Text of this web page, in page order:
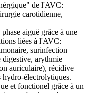
de l'AVC:
carotidienne,
aiguë grâce à une
liées à l'AVC:
surinfection
digestive, arythmie
auriculaire), récidive
hydro-électrolytiques.
et fonctionel grâce à un